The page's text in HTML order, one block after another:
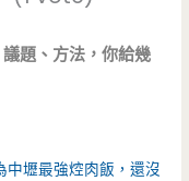
題、方法，你給幾
壢最強焢肉飯，還沒